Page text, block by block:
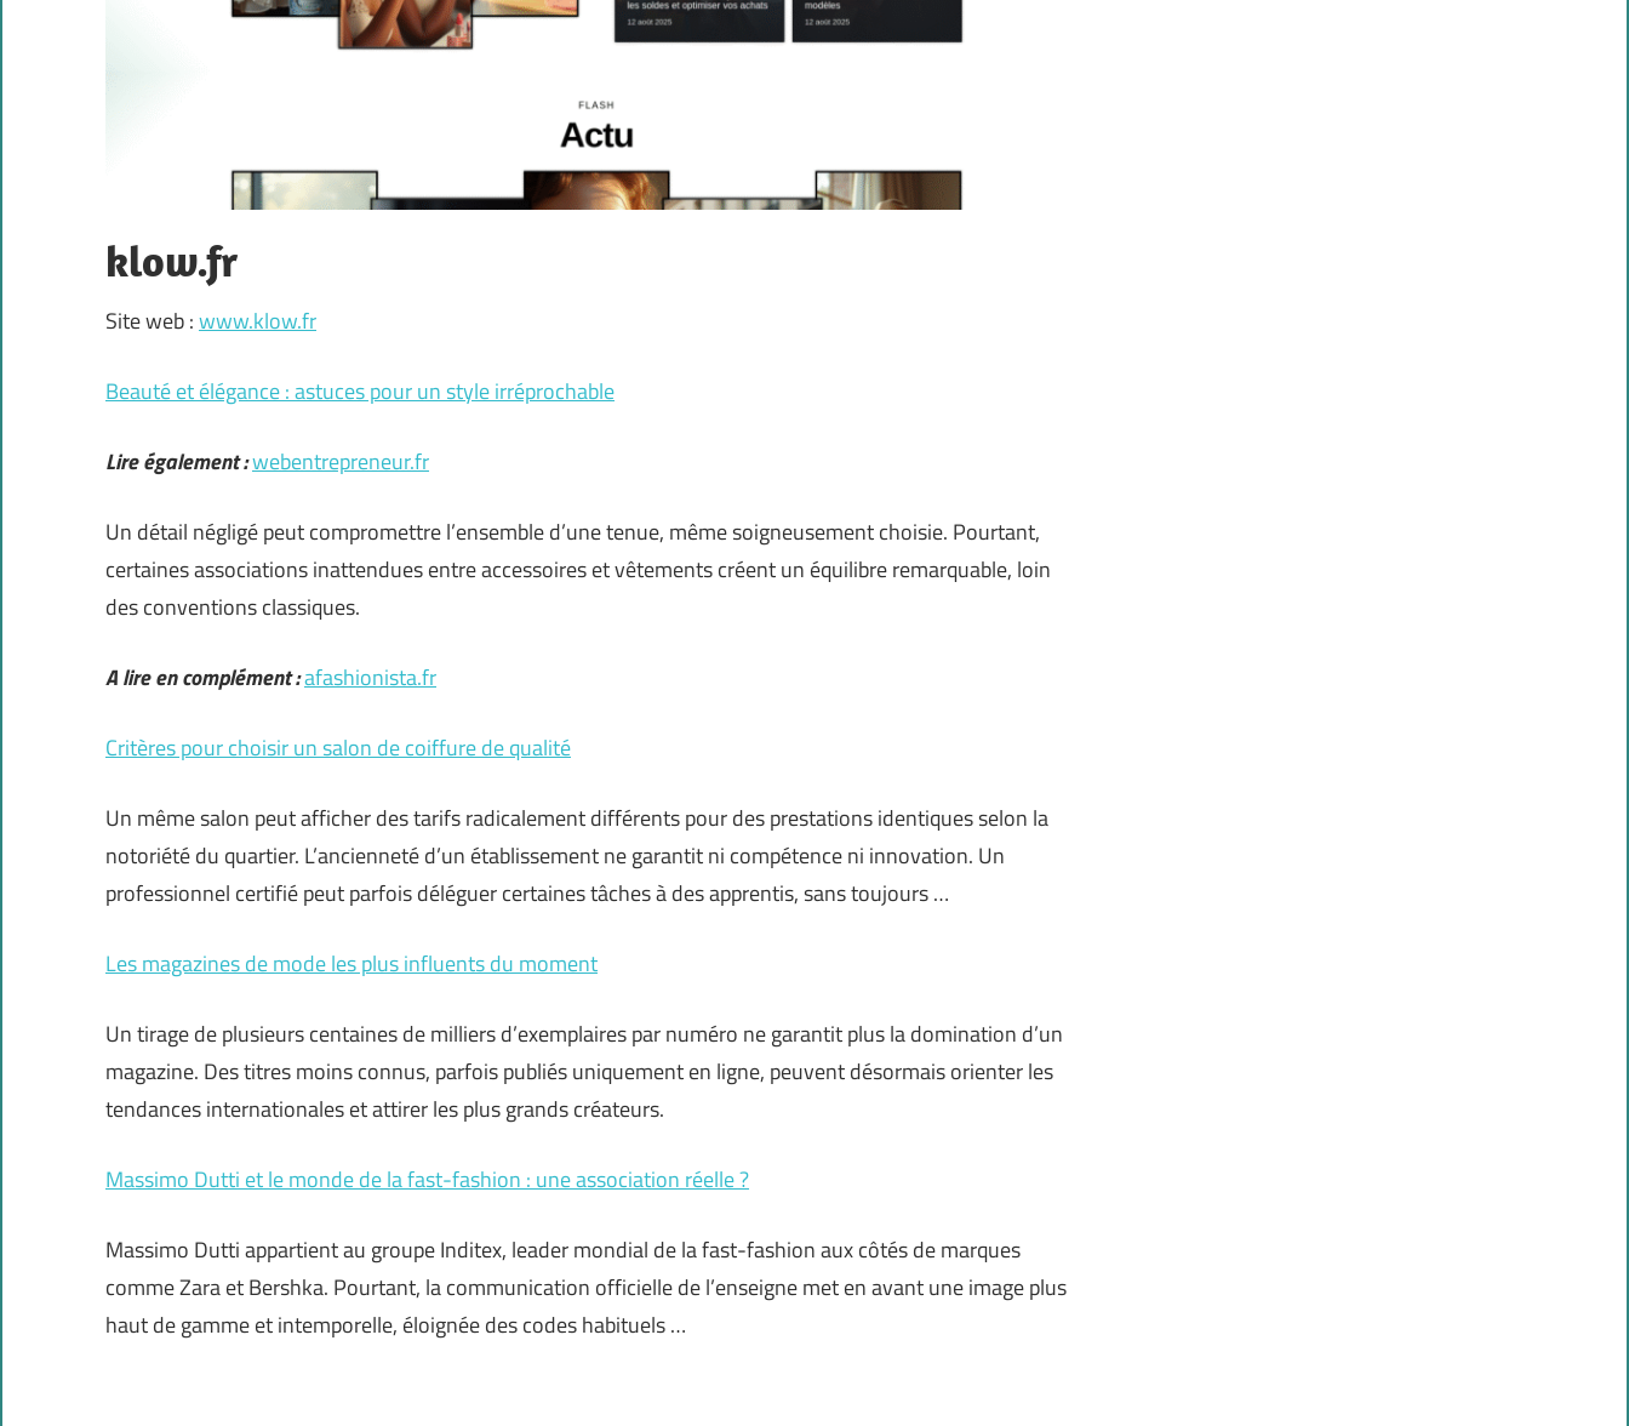
klow.fr
Site web :www.klow.fr
Beauté et élégance : astuces pour un style irréprochable
Lire également :webentrepreneur.fr
Un détail négligé peut compromettre l’ensemble d’une tenue, même soigneusement choisie. Pourtant,
certaines associations inattendues entre accessoires et vêtements créent un équilibre remarquable, loin
des conventions classiques.
A lire en complément :afashionista.fr
Critères pour choisir un salon de coiffure de qualité
Un même salon peut afficher des tarifs radicalement différents pour des prestations identiques selon la
notoriété du quartier. L’ancienneté d’un établissement ne garantit ni compétence ni innovation. Un
professionnel certifié peut parfois déléguer certaines tâches à des apprentis, sans toujours …
Les magazines de mode les plus influents du moment
Un tirage de plusieurs centaines de milliers d’exemplaires par numéro ne garantit plus la domination d’un
magazine. Des titres moins connus, parfois publiés uniquement en ligne, peuvent désormais orienter les
tendances internationales et attirer les plus grands créateurs.
Massimo Dutti et le monde de la fast-fashion : une association réelle ?
Massimo Dutti appartient au groupe Inditex, leader mondial de la fast-fashion aux côtés de marques
comme Zara et Bershka. Pourtant, la communication officielle de l’enseigne met en avant une image plus
haut de gamme et intemporelle, éloignée des codes habituels …